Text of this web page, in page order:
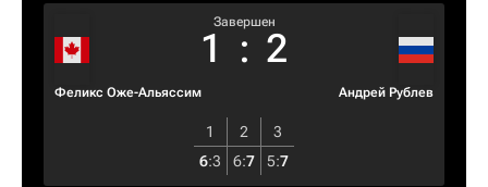
Феликс Оже-Альяссим
Завершен
1 : 2
Андрей Рублев
1 2
3
6:3 6:7 5:7